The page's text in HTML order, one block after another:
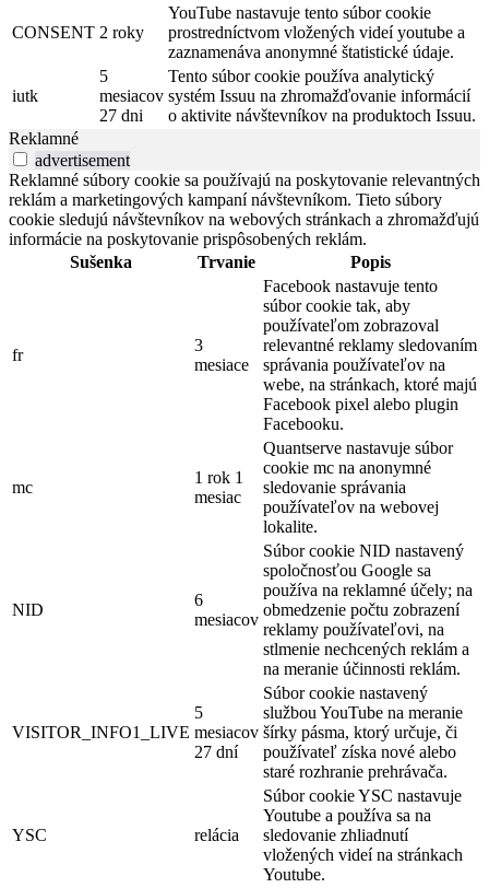
CONSENT 2 roky
YouTube nastavuje tento súbor cookie
prostredníctvom vložených videí youtube a
zaznamenáva anonymné štatistické údaje.
iutk
5
mesiacov
27 dni
Tento súbor cookie používa analytický
systém Issuu na zhromažďovanie informácií
o aktivite návštevníkov na produktoch Issuu.
Reklamné
advertisement
Reklamné súbory cookie sa používajú na poskytovanie relevantných
reklám a marketingových kampaní návštevníkom. Tieto súbory
cookie sledujú návštevníkov na webových stránkach a zhromažďujú
informácie na poskytovanie prispôsobených reklám.
Sušenka
Trvanie Popis
fr
3
mesiace
Facebook nastavuje tento
súbor cookie tak, aby
používateľom zobrazoval
relevantné reklamy sledovaním
správania používateľov na
webe, na stránkach, ktoré majú
Facebook pixel alebo plugin
Facebooku.
mc
1 rok 1
mesiac
Quantserve nastavuje súbor
cookie mc na anonymné
sledovanie správania
používateľov na webovej
lokalite.
NID
6
mesiacov
Súbor cookie NID nastavený
spoločnosťou Google sa
používa na reklamné účely; na
obmedzenie počtu zobrazení
reklamy používateľovi, na
stlmenie nechcených reklám a
na meranie účinnosti reklám.
VISITOR_INFO1_LIVE
5
mesiacov
27 dní
Súbor cookie nastavený
službou YouTube na meranie
šírky pásma, ktorý určuje, či
používateľ získa nové alebo
staré rozhranie prehrávača.
YSC relácia
Súbor cookie YSC nastavuje
Youtube a používa sa na
sledovanie zhliadnutí
vložených videí na stránkach
Youtube.